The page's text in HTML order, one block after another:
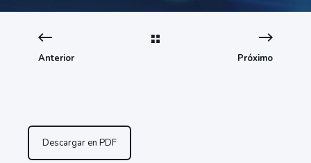
Anterior Próximo
Descargar en PDF